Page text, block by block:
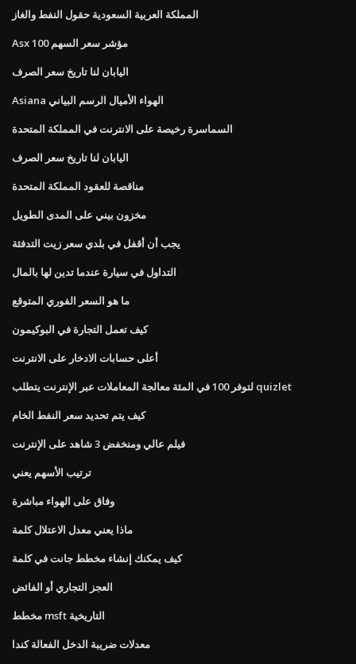
المملكة العربية السعودية حقول النفط والغاز
Asx 100 مؤشر سعر السهم
اليابان لنا تاريخ سعر الصرف
Asiana الهواء الأميال الرسم البياني
السماسرة رخيصة على الانترنت في المملكة المتحدة
اليابان لنا تاريخ سعر الصرف
مناقصة للعقود المملكة المتحدة
مخزون بيني على المدى الطويل
يجب أن أقفل في بلدي سعر زيت التدفئة
التداول في سيارة عندما تدين لها بالمال
ما هو السعر الفوري المتوقع
كيف تعمل التجارة في البوكيمون
أعلى حسابات الادخار على الانترنت
لتوفر 100 في المئة معالجة المعاملات عبر الإنترنت يتطلب quizlet
كيف يتم تحديد سعر النفط الخام
فيلم عالي ومنخفض 3 شاهد على الإنترنت
ترتيب الأسهم يعني
وفاق على الهواء مباشرة
ماذا يعني معدل الاعتلال كلمة
كيف يمكنك إنشاء مخطط جانت في كلمة
العجز التجاري أو الفائض
مخطط msft التاريخية
معدلات ضريبة الدخل الفعالة كندا